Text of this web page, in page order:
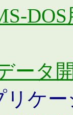
DOS
ータ
リケ